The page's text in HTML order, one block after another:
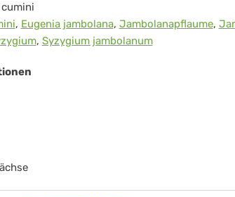
, Eugenia jambolana, Jambolanapflaume,
, Syzygium jambolanum